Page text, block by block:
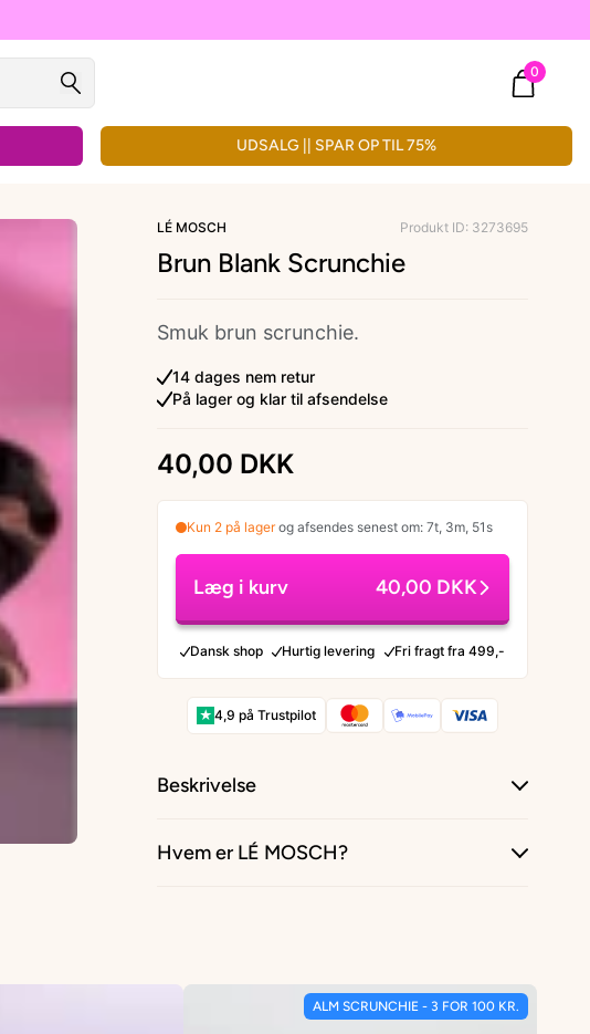
0
UDSALG || SPAR OP TIL 75%
LÉ MOSCH
Produkt ID: 3273695
Brun Blank Scrunchie
Smuk brun scrunchie.
14 dages nem retur
På lager og klar til afsendelse
40,00 DKK
Kun 2 på lagerog afsendes senest om: 7t, 3m, 50s
Læg i kurv 40,00 DKK
Dansk shop Hurtig levering Fri fragt fra 499,-
★ 4,9 på Trustpilot
Beskrivelse
Hvem er LÉ MOSCH?
ALM SCRUNCHIE - 3 FOR 100 KR.